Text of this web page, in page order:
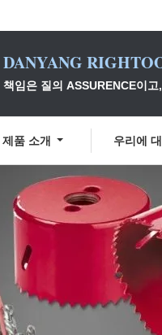
DANYANG
책임은 질의 ASSURENCE이
제품 소개 우리에